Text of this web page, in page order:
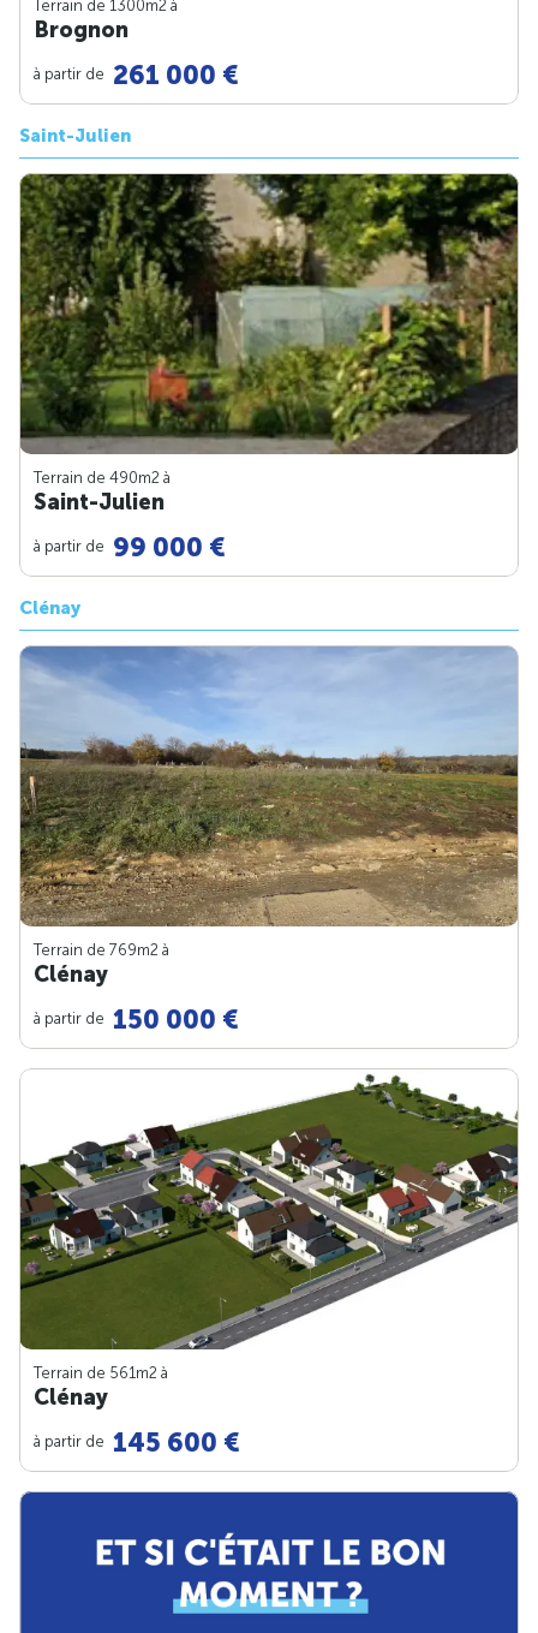
Terrain de 1300m2 à
Brognon
à partir de 261 000 €
Saint-Julien
Terrain de 490m2 à
Saint-Julien
à partir de 99 000 €
Clénay
Terrain de 769m2 à
Clénay
à partir de 150 000 €
Terrain de 561m2 à
Clénay
à partir de 145 600 €